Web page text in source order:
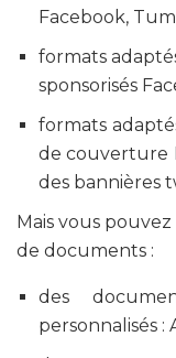
Facebook,
formats
sponsorisés
formats
de couverture
des bannières
Mais vous
de documents :
des
personnalisés :